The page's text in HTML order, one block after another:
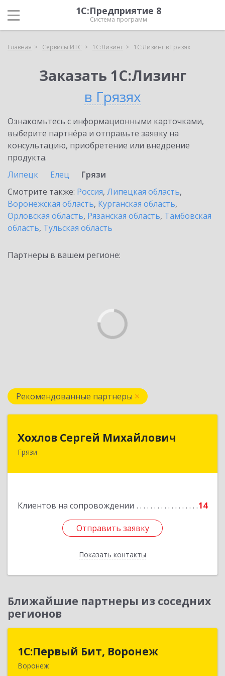
1С:Предприятие 8
Система программ
Главная Сервисы ИТС 1С:Лизинг 1С:Лизинг в Грязях
Заказать 1С:Лизинг
в Грязях
Ознакомьтесь с информационными карточками,
выберите партнёра и отправьте заявку на
консультацию, приобретение или внедрение
продукта.
Липецк
Елец
Грязи
Смотрите также: Россия, Липецкая область,
Воронежская область, Курганская область,
Орловская область, Рязанская область, Тамбовская
область, Тульская область
Партнеры в вашем регионе:
Рекомендованные партнеры
Хохлов Сергей Михайлович
Грязи
Клиентов на сопровождении 14
Отправить заявку
Показать контакты
Хохлов Сергей Михайлович
Отправить заявку
Назад
Ближайшие партнеры из соседних
регионов
1С:Первый Бит, Воронеж
Воронеж
1С:Первый Бит, Воронеж
394006, Воронежская обл, Воронеж г, 20-летия